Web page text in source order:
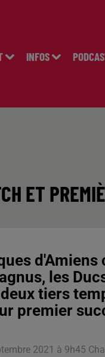
INFOS
ET
les
tiers
premier
2021 à 9h45